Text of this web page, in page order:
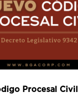
Procesal Civil